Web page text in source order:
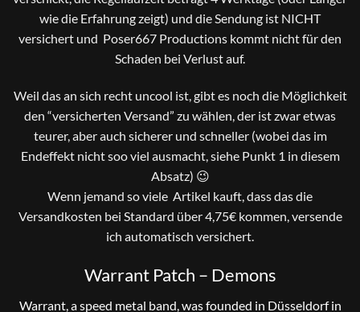
wie die Erfahrung zeigt) und die Sendung ist NICHT
versichert und Poser667 Productions kommt nicht für den
Schaden bei Verlust auf.
Weil das an sich recht uncool ist, gibt es noch die Möglichkeit
den “versicherten Versand” zu wählen, der ist zwar etwas
teurer, aber auch sicherer und schneller (wobei das im
Endeffekt nicht soo viel ausmacht, siehe Punkt 1 in diesem
Absatz) 😉
Wenn jemand so viele Artikel kauft, dass das die
Versandkosten bei Standard über 4,75€ kommen, versende
ich automatisch versichert.
Warrant Patch – Demons
Warrant, a speed metal band, was founded in Düsseldorf in